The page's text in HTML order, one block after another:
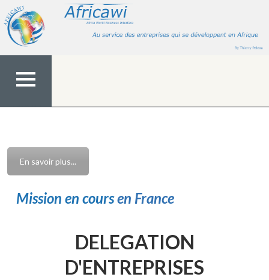
contenu
MENU
En savoir plus...
Mission en coursen France
DELEGATION
D'ENTREPRISES